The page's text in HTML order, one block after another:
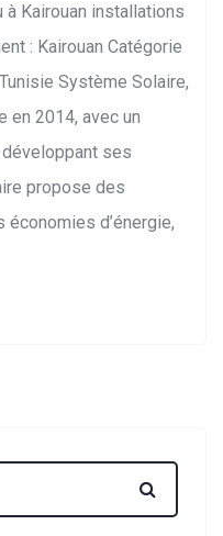
Kairouan installations
: Kairouan Catégorie
Système Solaire,
en 2014, avec un
développant ses
propose des
d’énergie,